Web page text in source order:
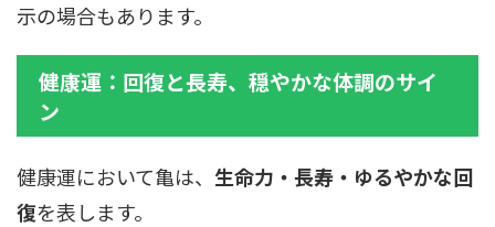
示の場合もあります。
健康運：回復と長寿、穏やかな体調のサイ
ン
健康運において亀は、 生命力・長寿・ゆるやかな回
復を表します。